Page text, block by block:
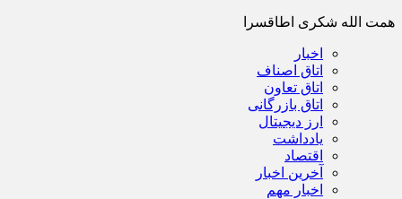
همت الله شکری اطاقسرا
اخبار
اتاق اصناف
اتاق تعاون
اتاق بازرگانی
ارز دیجیتال
یادداشت
اقتصاد
آخرین اخبار
اخبار مهم